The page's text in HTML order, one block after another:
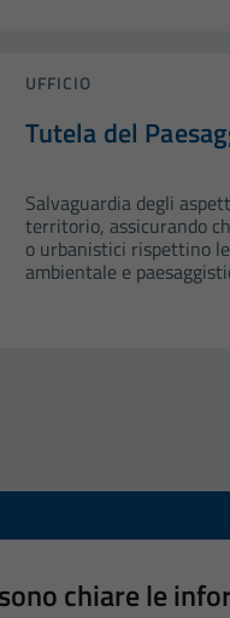
UFFICIO
Tutela del
Salvaguardia degli
territorio, assicurando
o urbanistici rispettino
ambientale e
chiare le